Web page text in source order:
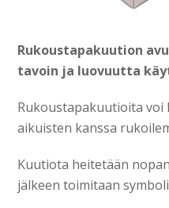
Rukoustapakuution
tavoin ja luovuutta
Rukoustapakuutioita voi
aikuisten kanssa
Kuutiota heitetään
jälkeen toimitaan